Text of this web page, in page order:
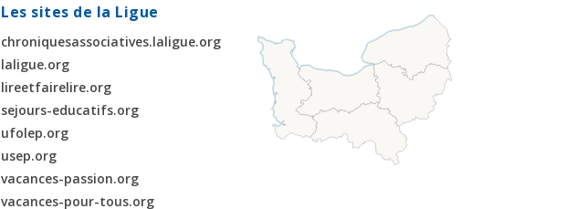
Les sites de la Ligue
chroniquesassociatives.laligue.org
laligue.org
lireetfairelire.org
sejours-educatifs.org
ufolep.org
usep.org
vacances-passion.org
vacances-pour-tous.org